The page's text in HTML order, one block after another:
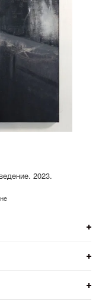
2023.
мы
Для товаров
не
выбрать и
доступен